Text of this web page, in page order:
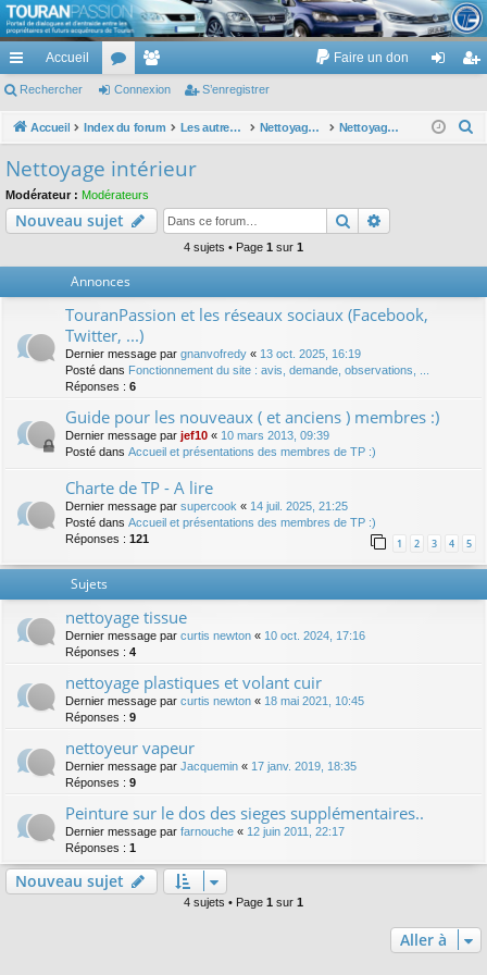
TouranPassion
Le forum des propriétaires ou futurs acquéreurs du Volkswagen Touran
cc
ès
pi
de
Accueil
or
u
e
m
Faire un don
ne nr
Rechercher Connexion S’enregistrer
Accueil Index du forum Les autres voitures et ce qui touche à la voiture Nettoyage des voitures Nettoyage intérieur
c
Nettoyage intérieur
Modérateur : Modérateurs
Nouveau sujet Rechercher
4 sujets • Page 1 sur 1
Annonces
TouranPassion et les réseaux sociaux (Facebook,
Twitter, ...)
Dernier message par gnanvofredy « 13 oct. 2025, 16:19
Posté dans Fonctionnement du site : avis, demande, observations, ...
Réponses : 6
Guide pour les nouveaux ( et anciens ) membres :)
Dernier message par jef10 « 10 mars 2013, 09:39
Posté dans Accueil et présentations des membres de TP :)
Charte de TP - A lire
Dernier message par supercook « 14 juil. 2025, 21:25
Posté dans Accueil et présentations des membres de TP :)
Réponses : 121 1 2 3 4 5
Sujets
nettoyage tissue
Dernier message par curtis newton « 10 oct. 2024, 17:16
Réponses : 4
nettoyage plastiques et volant cuir
Dernier message par curtis newton « 18 mai 2021, 10:45
Réponses : 9
nettoyeur vapeur
Dernier message par Jacquemin « 17 janv. 2019, 18:35
Réponses : 9
Peinture sur le dos des sieges supplémentaires..
Dernier message par farnouche « 12 juin 2011, 22:17
Réponses : 1
Nouveau sujet
4 sujets • Page 1 sur 1
Aller à